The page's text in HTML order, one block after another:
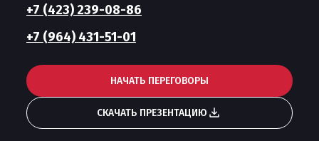
+7 (423) 239-08-86
+7 (964) 431-51-01
НАЧАТЬ ПЕРЕГОВОРЫ
СКАЧАТЬ ПРЕЗЕНТАЦИЮ